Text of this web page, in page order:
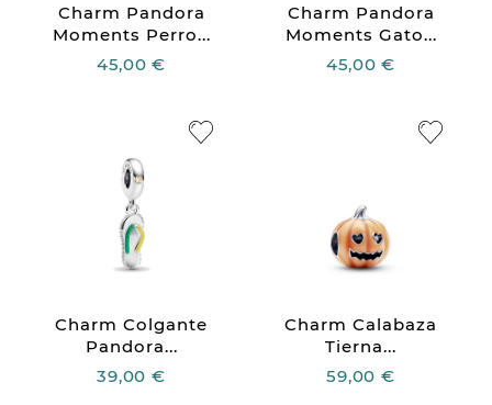
Charm Pandora
Moments Perro...
45,00 €
Charm Pandora
Moments Gato...
45,00 €
Charm Colgante
Pandora...
39,00 €
Charm Calabaza
Tierna...
59,00 €